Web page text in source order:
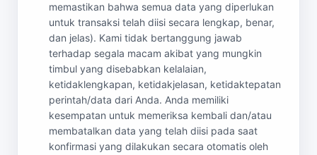
memastikan bahwa semua data yang diperlukan
untuk transaksi telah diisi secara lengkap, benar,
dan jelas). Kami tidak bertanggung jawab
terhadap segala macam akibat yang mungkin
timbul yang disebabkan kelalaian,
ketidaklengkapan, ketidakjelasan, ketidaktepatan
perintah/data dari Anda. Anda memiliki
kesempatan untuk memeriksa kembali dan/atau
membatalkan data yang telah diisi pada saat
konfirmasi yang dilakukan secara otomatis oleh